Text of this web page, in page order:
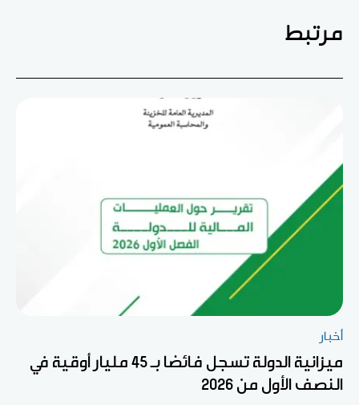
مرتبط
أخبار
ميزانية الدولة تسجل فائضا بـ 45 مليار أوقية في
النصف الأول من 2026